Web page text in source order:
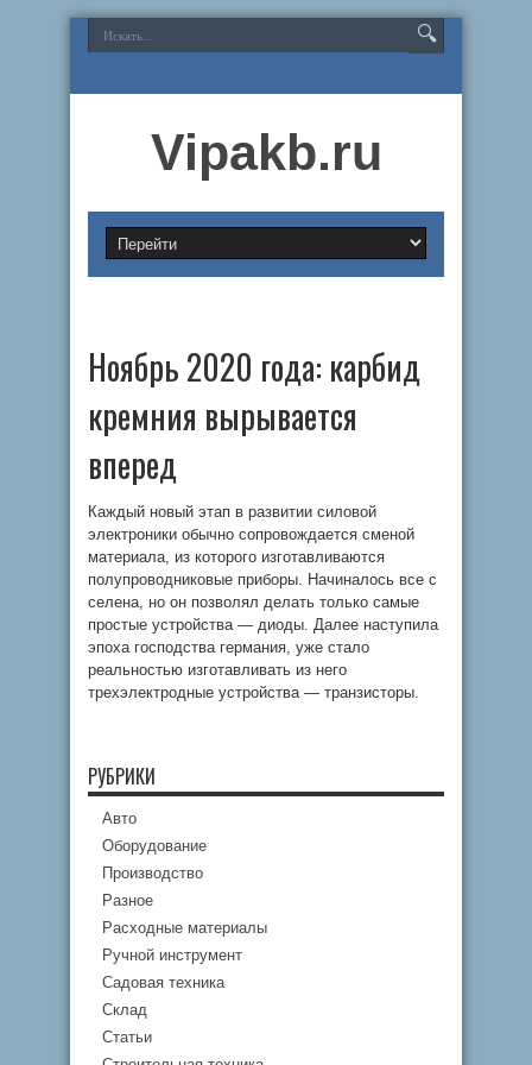
Vipakb.ru
Ноябрь 2020 года: карбид
кремния вырывается
вперед
Каждый новый этап в развитии силовой
электроники обычно сопровождается сменой
материала, из которого изготавливаются
полупроводниковые приборы. Начиналось все с
селена, но он позволял делать только самые
простые устройства — диоды. Далее наступила
эпоха господства германия, уже стало
реальностью изготавливать из него
трехэлектродные устройства — транзисторы.
РУБРИКИ
Авто
Оборудование
Производство
Разное
Расходные материалы
Ручной инструмент
Садовая техника
Склад
Статьи